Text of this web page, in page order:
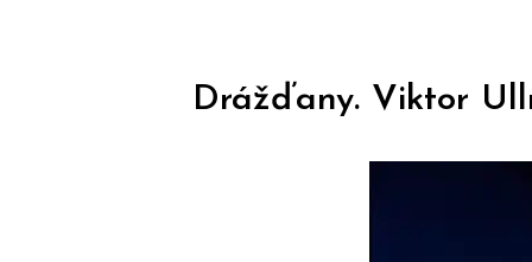
Drážďany. Viktor